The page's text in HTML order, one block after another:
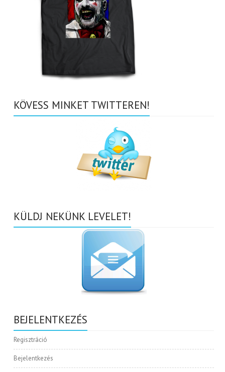
KÖVESS MINKET TWITTEREN!
KÜLDJ NEKÜNK LEVELET!
BEJELENTKEZÉS
Regisztráció
Bejelentkezés